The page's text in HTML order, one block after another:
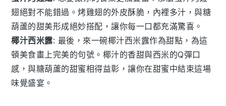
翅絕對不能錯過。烤雞翅的外皮酥脆，內裡多汁，與糖
葫蘆的甜美形成絕妙搭配，讓你每一口都充滿驚喜。
椰汁西米露: 最後，來一碗椰汁西米露作為甜點，為這
頓美食畫上完美的句號。椰汁的香甜與西米的Q彈口
感，與糖葫蘆的甜蜜相得益彰，讓你在甜蜜中結束這場
味覺盛宴。